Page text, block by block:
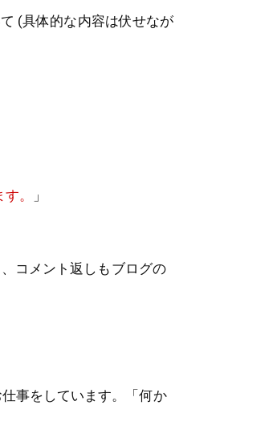
(具体的な内容は伏せなが
。
」
コメント返しもブログの
事をしています。「何か